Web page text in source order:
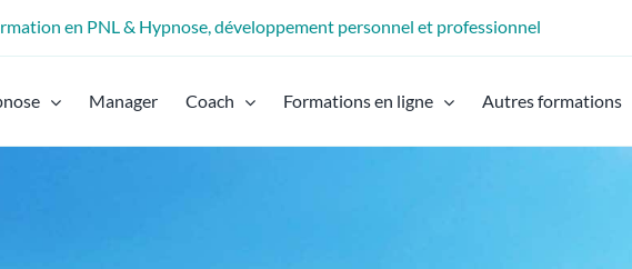
en PNL & Hypnose, développement personnel et professionnel
Manager Coach Formations en ligne Autres formations